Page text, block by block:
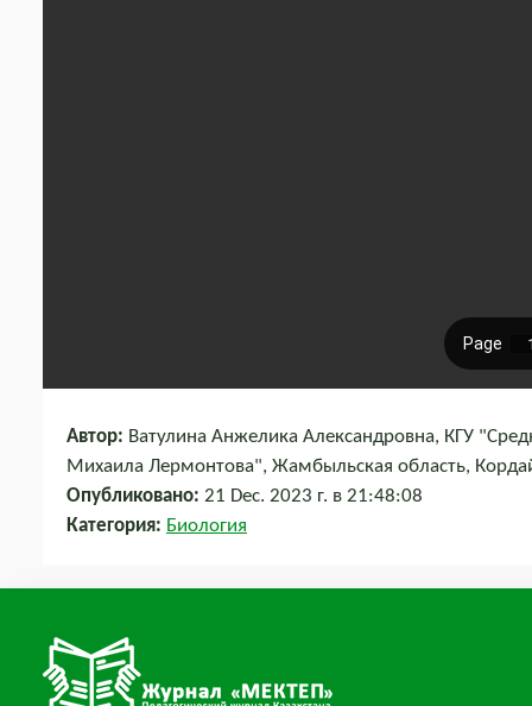
Автор: Ватулина Анжелика Александровна, КГУ
Михаила Лермонтова", Жамбыльская область,
Опубликовано: 21 Dec. 2023 г. в 21:48:08
Категория: Биология